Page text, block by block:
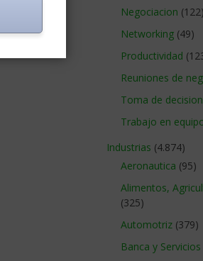
Negociacion (122)
Networking (49)
Productividad
Reuniones de
Toma de
Trabajo en
Industrias (4.874)
Aeronautica (95)
Alimentos,
(325)
Automotriz (379)
Banca y